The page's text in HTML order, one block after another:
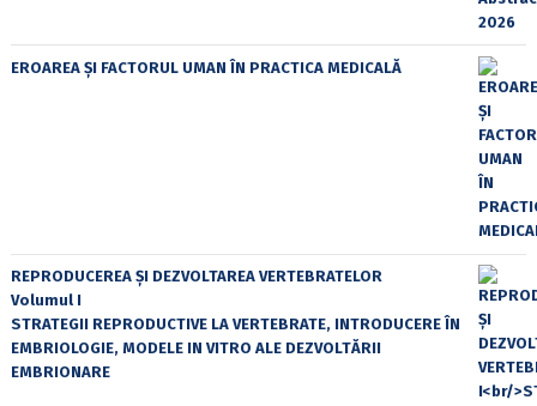
EROAREA ȘI FACTORUL UMAN ÎN PRACTICA MEDICALĂ
REPRODUCEREA ȘI DEZVOLTAREA VERTEBRATELOR
Volumul I
STRATEGII REPRODUCTIVE LA VERTEBRATE, INTRODUCERE ÎN
EMBRIOLOGIE, MODELE IN VITRO ALE DEZVOLTĂRII
EMBRIONARE